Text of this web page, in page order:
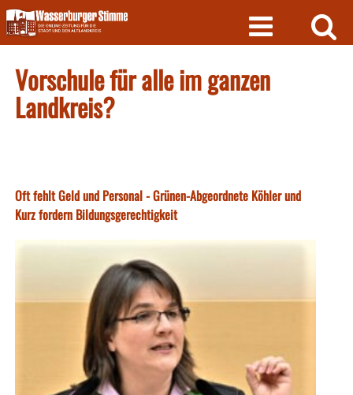
Skip
to
content
Vorschule für alle im ganzen
Landkreis?
Oft fehlt Geld und Personal - Grünen-Abgeordnete Köhler und
Kurz fordern Bildungsgerechtigkeit